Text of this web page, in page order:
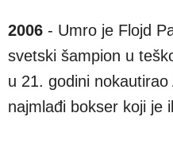
2006 - Umro je Flojd
svetski šampion u
u 21. godini
najmlađi bokser koji je